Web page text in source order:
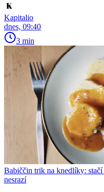
Kapitalio
dnes, 09:40
3 min
Babiččin trik na knedlíky:
nesrazí